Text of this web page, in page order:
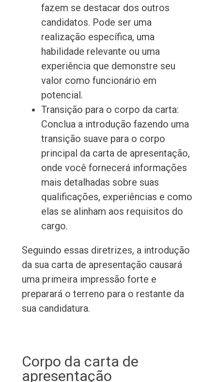
fazem se destacar dos outros
candidatos. Pode ser uma
realização específica, uma
habilidade relevante ou uma
experiência que demonstre seu
valor como funcionário em
potencial.
Transição para o corpo da carta:
Conclua a introdução fazendo uma
transição suave para o corpo
principal da carta de apresentação,
onde você fornecerá informações
mais detalhadas sobre suas
qualificações, experiências e como
elas se alinham aos requisitos do
cargo.
Seguindo essas diretrizes, a introdução
da sua carta de apresentação causará
uma primeira impressão forte e
preparará o terreno para o restante da
sua candidatura.
Corpo da carta de
apresentação